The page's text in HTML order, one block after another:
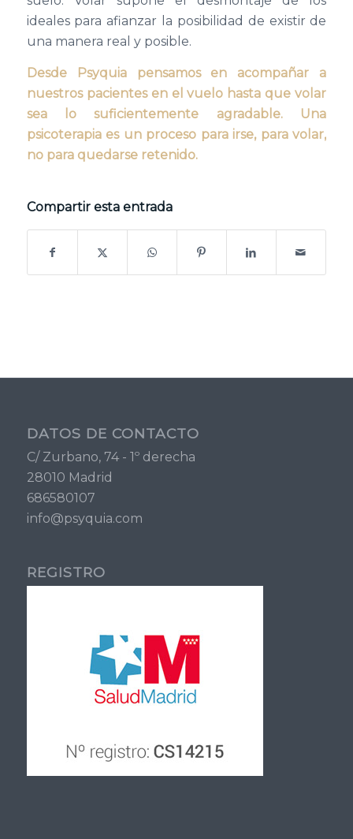
ideales para afianzar la posibilidad de existir de
una manera real y posible.
Desde Psyquia pensamos en acompañar a
nuestros pacientes en el vuelo hasta que volar
sea lo suficientemente agradable. Una
psicoterapia es un proceso para irse, para volar,
no para quedarse retenido.
Compartir esta entrada
DATOS DE CONTACTO
C/ Zurbano, 74 - 1º derecha
28010 Madrid
686580107
info@psyquia.com
REGISTRO